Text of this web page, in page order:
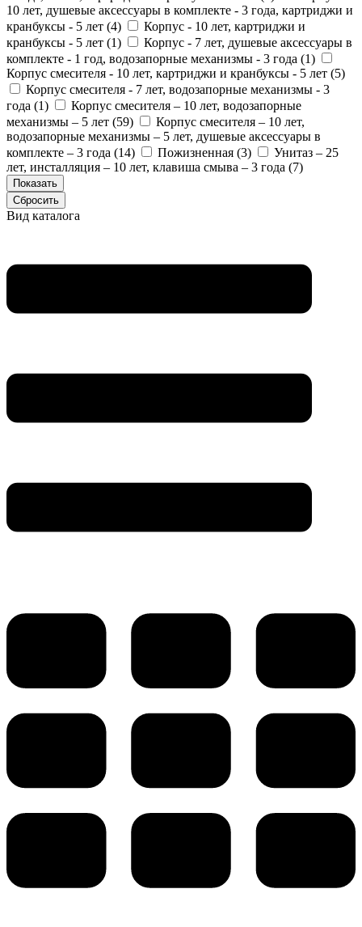
10 лет, душевые аксессуары в комплекте - 3 года, картриджи и
кранбуксы - 5 лет (4)
Корпус - 10 лет, картриджи и
кранбуксы - 5 лет (1)
Корпус - 7 лет, душевые аксессуары в
комплекте - 1 год, водозапорные механизмы - 3 года (1)
Корпус смесителя - 10 лет, картриджи и кранбуксы - 5 лет (5)
Корпус смесителя - 7 лет, водозапорные механизмы - 3
года (1)
Корпус смесителя – 10 лет, водозапорные
механизмы – 5 лет (59)
Корпус смесителя – 10 лет,
водозапорные механизмы – 5 лет, душевые аксессуары в
комплекте – 3 года (14) Пожизненная (3)
Унитаз – 25
лет, инсталляция – 10 лет, клавиша смыва – 3 года (7)
Вид каталога